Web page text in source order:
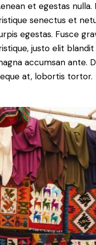
et egestas
senectus et
egestas. Fusce
justo elit
accumsan ante.
at, lobortis tortor.